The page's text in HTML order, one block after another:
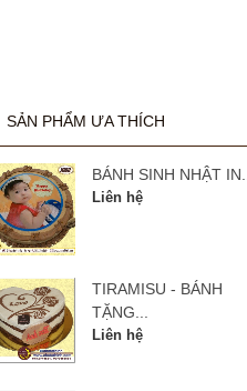
manulife 27 năm
SẢN PHẨM ƯA THÍCH
BÁNH SINH NHẬT IN...
Liên hệ
TIRAMISU - BÁNH
TẶNG...
Liên hệ